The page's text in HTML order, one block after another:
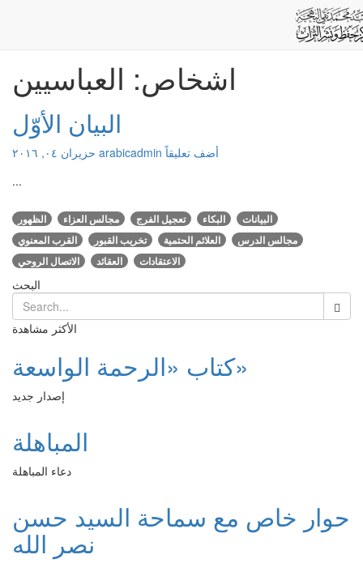
اشخاص: العباسيين
البيان الأوّل
arabicadminأضف تعليقاً
...
الظهور مجالس العزاء تعجيل الفرج البكاء
البيانات
القرب المعنوي
تخريب القبور العلائم الحتمية
مجالس الدرس
الاتصال الروحي
العقائد الاعتقادات
البحث
الأكثر مشاهدة
كتاب «الرحمة الواسعة»
إصدار جديد
المباهلة
دعاء المباهلة
حوار خاص مع سماحة السيد حسن
نصر الله